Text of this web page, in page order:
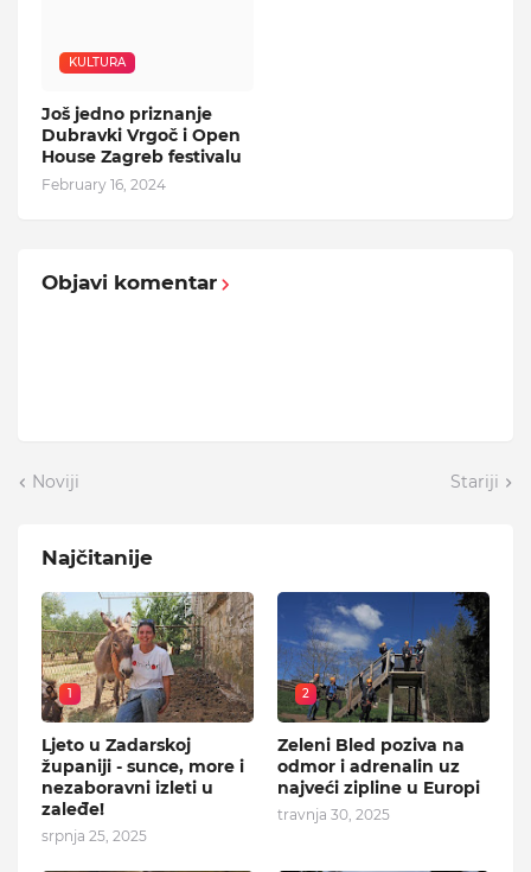
KULTURA
Još jedno priznanje
Dubravki Vrgoč i Open
House Zagreb festivalu
February 16, 2024
Objavi komentar
Noviji Stariji
Najčitanije
1
Ljeto u Zadarskoj
županiji - sunce, more i
nezaboravni izleti u
zaleđe!
srpnja 25, 2025
2
Zeleni Bled poziva na
odmor i adrenalin uz
najveći zipline u Europi
travnja 30, 2025